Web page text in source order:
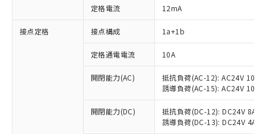
定格電流 12mA
接点定格 接点構成 1a+1b
定格通電電流 10A
開閉能力(AC)
抵抗負荷(AC-12): AC24V 10A/
誘導負荷(AC-15): AC24V
開閉能力(DC)
抵抗負荷(DC-12): DC24V 8A/
誘導負荷(DC-13): DC24V 4A/
ご利用条件
※1 対応状況
対応済み：EU RoHS指令（10物質）の
非含有に対応した製品が提供可能な商品で
対応予定：EU RoHS指令（10物質）の非含
有に対応した製品に切り替える予定のある
対応予定なし：EU RoHS指令（10物質）の